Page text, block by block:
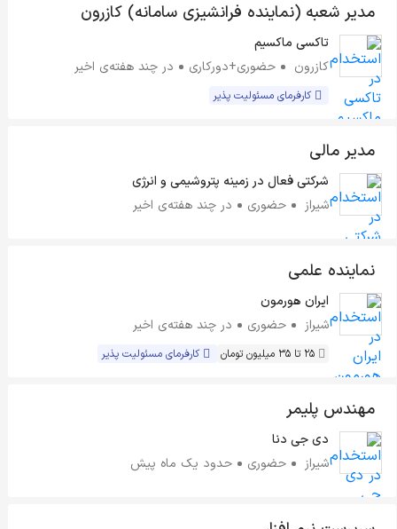
مدیر شعبه (نماینده فرانشیزی سامانه) کازرون
تاکسی ماکسیم
کازرون
حضوری+دورکاری در چند هفته‌ی اخیر
کارفرمای مسئولیت پذیر
مدیر مالی
شرکتی فعال در زمینه پتروشیمی و انرژی
شیراز
حضوری در چند هفته‌ی اخیر
نماینده علمی
ایران هورمون
شیراز
حضوری در چند هفته‌ی اخیر
25 تا 35 میلیون تومان کارفرمای مسئولیت پذیر
مهندس پلیمر
دی جی دنا
شیراز
حضوری حدود یک ماه پیش